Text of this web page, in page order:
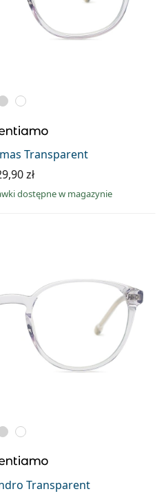
Transparent
zł
dostępne w magazynie
Transparent